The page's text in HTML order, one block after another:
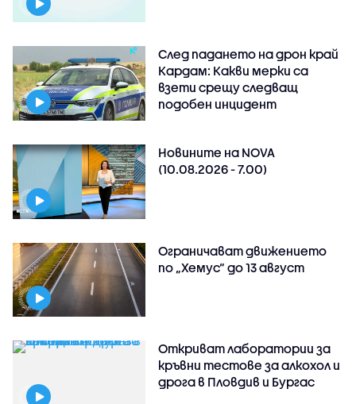
След падането на дрон край
Кардам: Какви мерки са
взети срещу следващ
подобен инцидент
Новините на NOVA
(10.08.2026 - 7.00)
Ограничават движението
по „Хемус“ до 13 август
Откриват лаборатории за
кръвни тестове за алкохол и
дрога в Пловдив и Бургас